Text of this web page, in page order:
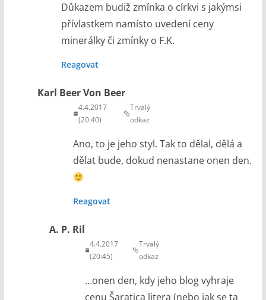
Důkazem budiž zmínka o církvi s jakýmsi
přívlastkem namísto uvedení ceny
minerálky či zmínky o F.K.
Reagovat
Karl Beer Von Beer
4.4.2017
(20:40)
Trvalý
odkaz
Ano, to je jeho styl. Tak to dělal, dělá a
dělat bude, dokud nenastane onen den.
Reagovat
A. P. Ril
4.4.2017
(20:45)
Trvalý
odkaz
…onen den, kdy jeho blog vyhraje
cenu Šaratica litera (nebo jak se ta